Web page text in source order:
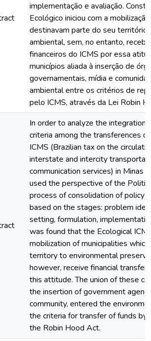
implementação e avaliação.
Ecológico iniciou com a
destinavam parte do seu território
ambiental, sem, no entanto,
financeiros do ICMS por essa
municípios aliada à inserção de
governamentais, mídia e
ambiental entre os critérios de
pelo ICMS, através da Lei Robin
In order to analyze the integration
criteria among the transferences
ICMS (Brazilian tax on the
interstate and intercity
communication services) in Minas
used the perspective of the
process of consolidation of policy
based on the stages: problem
setting, formulation,
was found that the Ecological
mobilization of municipalities
territory to environmental
however, receive financial
this attitude. The union of these
the insertion of government
community, entered the
the criteria for transfer of funds by
the Robin Hood Act.